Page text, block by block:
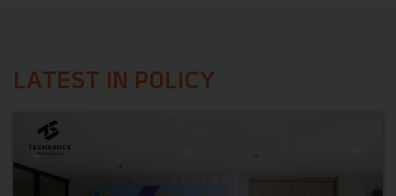
LATEST IN POLICY